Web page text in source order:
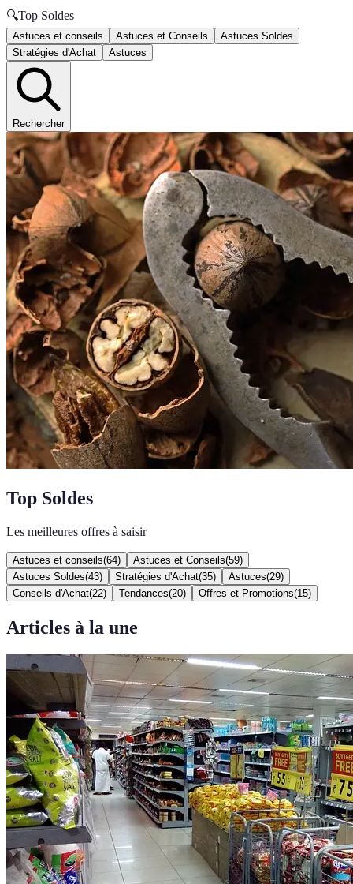
🔍Top Soldes
Astuces et conseils Astuces et Conseils
Astuces Soldes
Stratégies d'Achat
Astuces
Rechercher
Top Soldes
Les meilleures offres à saisir
Astuces et conseils(64) Astuces et Conseils(59)
Astuces Soldes(43) Stratégies d'Achat(35) Astuces(29)
Conseils d'Achat(22) Tendances(20) Offres et Promotions(15)
Articles à la une